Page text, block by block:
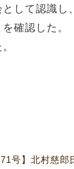
して認識し
を確認した